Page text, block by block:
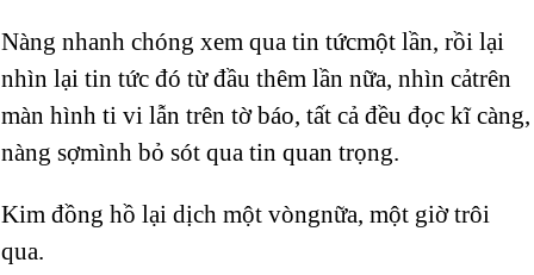
Nàng nhanh chóng xem qua tin tứcmột lần, rồi lại
nhìn lại tin tức đó từ đầu thêm lần nữa, nhìn cảtrên
màn hình ti vi lẫn trên tờ báo, tất cả đều đọc kĩ càng,
nàng sợmình bỏ sót qua tin quan trọng.
Kim đồng hồ lại dịch một vòngnữa, một giờ trôi
qua.